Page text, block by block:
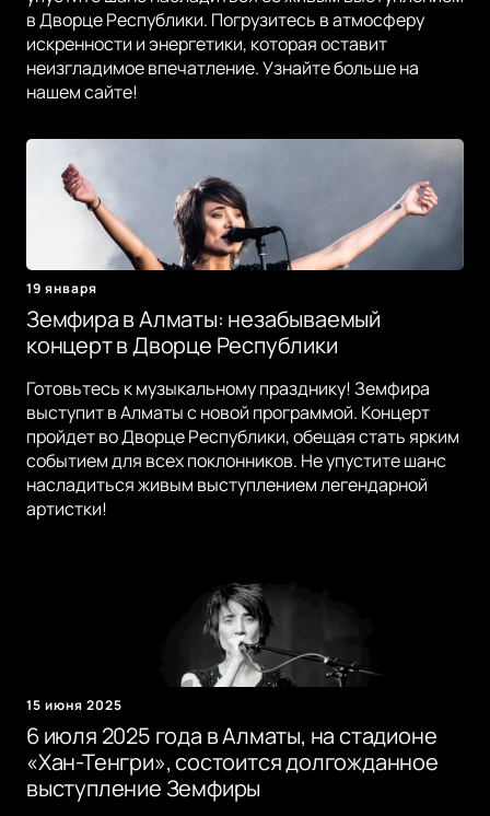
в Дворце Республики. Погрузитесь в атмосферу
искренности и энергетики, которая оставит
неизгладимое впечатление. Узнайте больше на
нашем сайте!
19 января
Земфира в Алматы: незабываемый
концерт в Дворце Республики
Готовьтесь к музыкальному празднику! Земфира
выступит в Алматы с новой программой. Концерт
пройдет во Дворце Республики, обещая стать ярким
событием для всех поклонников. Не упустите шанс
насладиться живым выступлением легендарной
артистки!
15 июня 2025
6 июля 2025 года в Алматы, на стадионе
«Хан-Тенгри», состоится долгожданное
выступление Земфиры